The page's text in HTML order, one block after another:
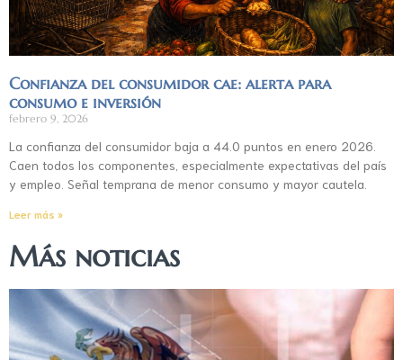
Confianza del consumidor cae: alerta para
consumo e inversión
febrero 9, 2026
La confianza del consumidor baja a 44.0 puntos en enero 2026.
Caen todos los componentes, especialmente expectativas del país
y empleo. Señal temprana de menor consumo y mayor cautela.
Leer más »
Más noticias